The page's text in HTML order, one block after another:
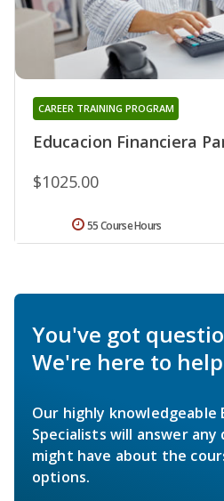
Educacion Financiera
CAREER TRAINING PROGRAM
$1025.00
55 Course Hours
You've got
We're here to
Our highly knowledgeable
Specialists will answer
might have about the
options.